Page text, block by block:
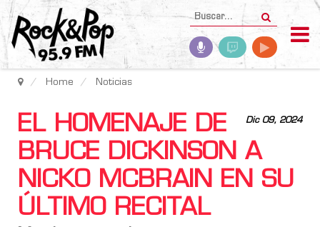
Home Noticias
Dic 09, 2024
EL HOMENAJE DE
BRUCE DICKINSON A
NICKO MCBRAIN EN SU
ÚLTIMO RECITAL